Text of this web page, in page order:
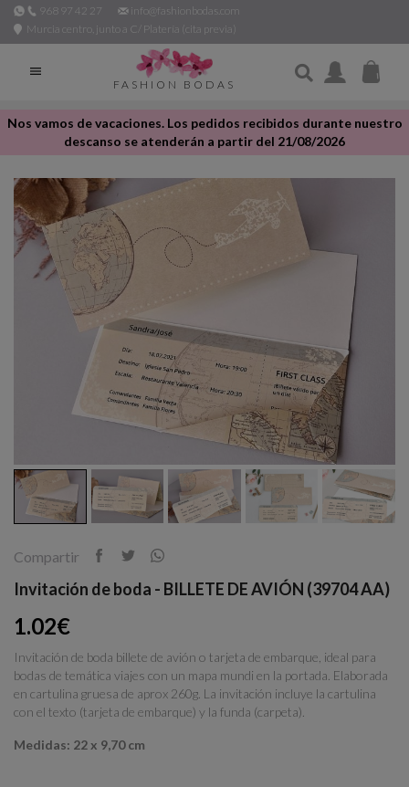
968 97 42 27
info@fashionbodas.com
Murcia centro, junto a C/ Platería (cita previa)

FASHION BODAS
Nos vamos de vacaciones. Los pedidos recibidos durante nuestro
descanso se atenderán a partir del 21/08/2026
Compartir
Invitación de boda - BILLETE DE AVIÓN (39704 AA)
1.02€
Invitación de boda billete de avión o tarjeta de embarque, ideal para
bodas de temática viajes con un mapa mundi en la portada. Elaborada
en cartulina gruesa de aprox 260g. La invitación incluye la cartulina
con el texto (tarjeta de embarque) y la funda (carpeta).
Medidas: 22 x 9,70 cm